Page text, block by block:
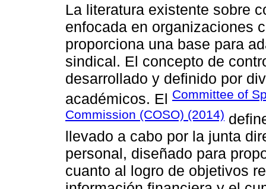
La literatura existente sobre
enfocada en organizaciones
proporciona una base para
sindical. El concepto de
desarrollado y definido por
académicos. El Committee of
Commission (COSO) (2014)
llevado a cabo por la junta
personal, diseñado para
cuanto al logro de objetivos